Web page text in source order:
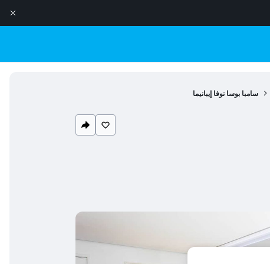
سامبا بوسا نوفا إيبانيما